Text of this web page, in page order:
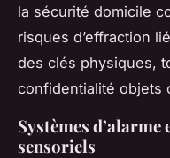
la sécurité domicile
risques d’effraction
des clés physiques,
confidentialité objets
Systèmes
sensoriels